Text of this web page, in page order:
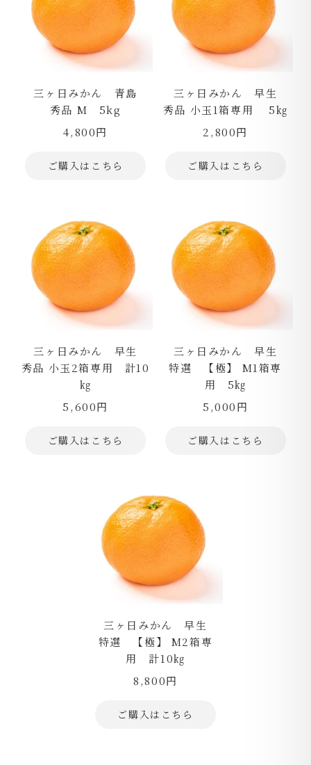
三ヶ日みかん 青島
秀品 М 5kg
4,800円
ご購入はこちら
三ヶ日みかん 早生
秀品 小玉1箱専用 5㎏
2,800円
ご購入はこちら
三ヶ日みかん 早生
秀品 小玉2箱専用 計10
㎏
5,600円
ご購入はこちら
三ヶ日みかん 早生
特選 【極】 М1箱専
用 5㎏
5,000円
ご購入はこちら
三ヶ日みかん 早生
特選 【極】 М2箱専
用 計10㎏
8,800円
ご購入はこちら